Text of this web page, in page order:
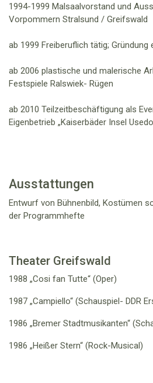
1994-1999 Malsaalvorstand und
Vorpommern Stralsund / Greifswald
ab 1999 Freiberuflich tätig; Gründung
ab 2006 plastische und malerische
Festspiele Ralswiek- Rügen
ab 2010 Teilzeitbeschäftigung als
Eigenbetrieb „Kaiserbäder Insel
Ausstattungen
Entwurf von Bühnenbild, Kostümen
der Programmhefte
Theater Greifswald
1988 „Cosi fan Tutte“ (Oper)
1987 „Campiello“ (Schauspiel- DDR
1986 „Bremer Stadtmusikanten“
1986 „Heißer Stern“ (Rock-Musical)